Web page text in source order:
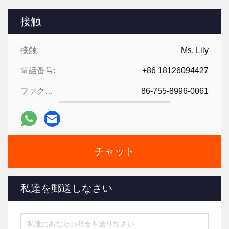
接触
接触: Ms. Lily
電話番号: +86 18126094427
ファクシミリ: 86-755-8996-0061
チャット
私達を郵送しなさい